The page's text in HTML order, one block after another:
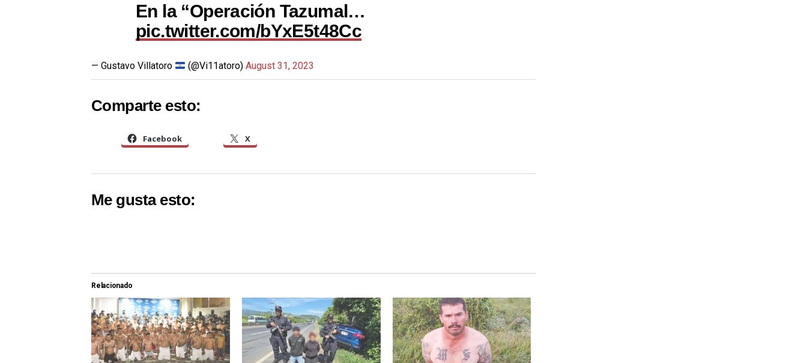
En la “Operación Tazumal…
pic.twitter.com/bYxE5t48Cc
— Gustavo Villatoro (@Vi11atoro)August 31, 2023
Comparte esto:
Facebook X
Me gusta esto:
Relacionado